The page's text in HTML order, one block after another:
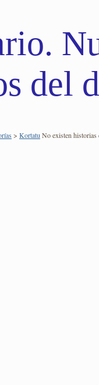
del
> KortatuNo existen historias